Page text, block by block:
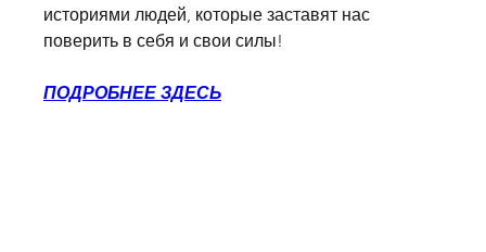
историями людей, которые заставят нас
поверить в себя и свои силы!
ПОДРОБНЕЕ ЗДЕСЬ